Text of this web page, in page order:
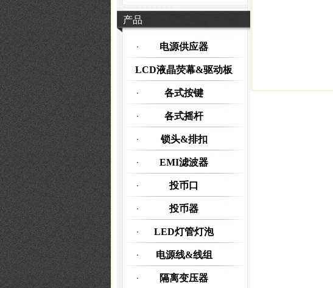
产品
电源供应器
LCD液晶荧幕&驱动板
各式按键
各式摇杆
锁头&排扣
EMI滤波器
投币口
投币器
LED灯管灯泡
电源线&线组
隔离变压器